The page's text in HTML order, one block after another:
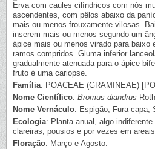
Erva com caules cilíndricos com nós
ascendentes, com pêlos abaixo da
mais ou menos frouxamente vilosas.
inserem mais ou menos segundo um
ápice mais ou menos virado para baixo
ramos compridos. Gluma inferior
gradualmente atenuada para o ápice
fruto é uma cariopse.
Família: POACEAE (GRAMINEAE)
Nome Científico: Bromus diandrus
Nome Vernáculo: Espigão, Fura-capa,
Ecologia: Planta anual, algo
clareiras, pousios e por vezes em
Floração: Março e Agosto.